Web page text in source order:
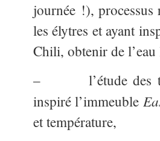
journée !), processus
les élytres et ayant
Chili, obtenir de
– l’étude des
inspiré l’immeuble
et température,